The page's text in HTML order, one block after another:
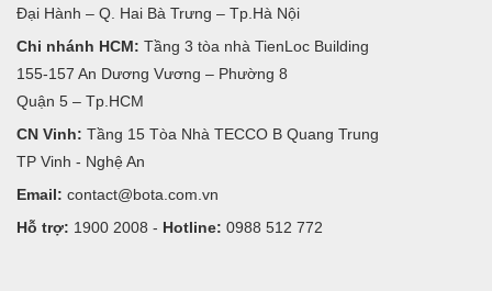
Đại Hành – Q. Hai Bà Trưng – Tp.Hà Nội
Chi nhánh HCM: Tầng 3 tòa nhà TienLoc Building
155-157 An Dương Vương – Phường 8
Quận 5 – Tp.HCM
CN Vinh: Tầng 15 Tòa Nhà TECCO B Quang Trung
TP Vinh - Nghệ An
Email: contact@bota.com.vn
Hỗ trợ: 1900 2008 - Hotline: 0988 512 772